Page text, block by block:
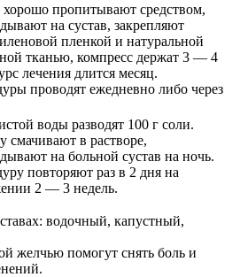
пропитывают средством,
на сустав, закрепляют
пленкой и натуральной
тканью, компресс держат 3 — 4
лечения длится месяц.
проводят ежедневно либо через
воды разводят 100 г соли.
смачивают в растворе,
на больной сустав на ночь.
повторяют раз в 2 дня на
2 — 3 недель.
желчью помогут снять боль и